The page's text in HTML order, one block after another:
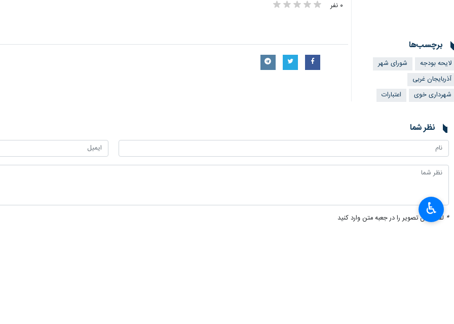
×
۰ نفر
برچسب‌ها
لایحه بودجه
شورای شهر
آذربایجان غربی
شهرداری خوی
اعتبارات
نظر شما
* لطفا متن تصویر را در جعبه متن وارد کنید
♿︎